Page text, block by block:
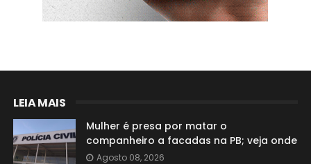
LEIA MAIS
Mulher é presa por matar o
companheiro a facadas na PB; veja onde
Agosto 08, 2026